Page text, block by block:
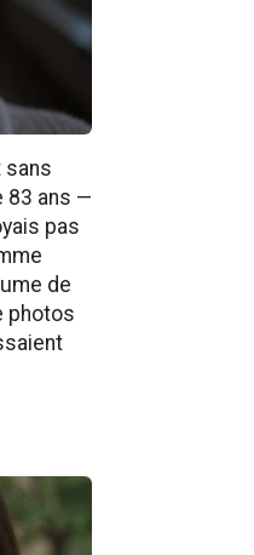
sans
83 ans —
pas
de
photos